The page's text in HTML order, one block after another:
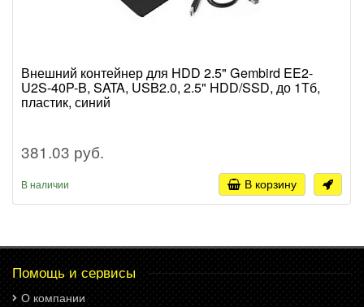
Внешний контейнер для HDD 2.5" Gembird EE2-
U2S-40P-B, SATA, USB2.0, 2.5" HDD/SSD, до 1Тб,
пластик, синий
381.03 руб.
В наличии В корзину
Помощь и сервисы
О компании